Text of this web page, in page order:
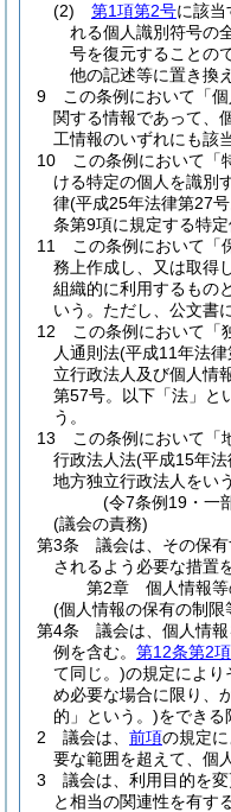
(2)
第1項第2号に該
れる個人識別符号の
号を復元することの
他の記述等に置き換
9
この条例において「
関する情報であって、
工情報のいずれにも該
10
この条例において「
ける特定の個人を識別
律(平成25年法律第27
条第9項に規定する特定
11
この条例において「
務上作成し、又は取得
組織的に利用するもの
いう。 ただし、公文書
12
この条例において「
人通則法(平成11年法
立行政法人及び個人情
第57号。以下「法」と
う。
13
この条例において「
行政法人法(平成15年
地方独立行政法人をいう
(令7条例19・一
(議会の責務)
第3条
議会は、その保
されるよう必要な措置
第2章
個人情報
(個人情報の保有の制限
第4条
議会は、個人情
例を含む。 第12条第2
て同じ。)の規定により
め必要な場合に限り、
的」という。)をできる
2
議会は、 前項の規定
要な範囲を超えて、個
3
議会は、利用目的を
と相当の関連性を有す